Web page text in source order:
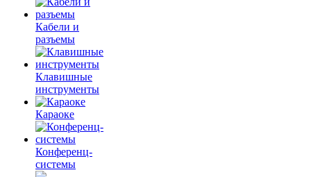
Кабели и
разъемы
Клавишные
инструменты
Караоке
Конференц-
системы